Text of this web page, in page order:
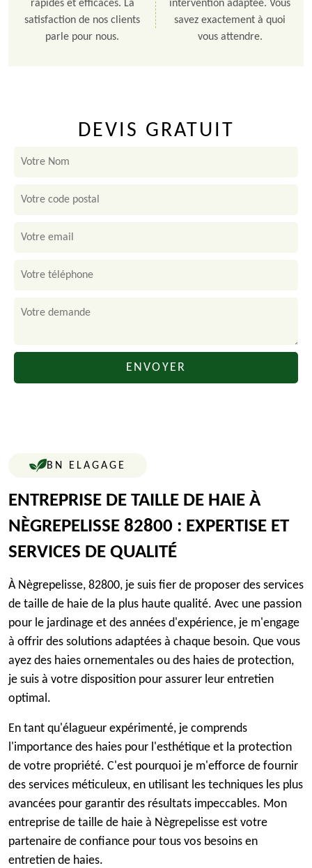
rapides et efficaces. La
satisfaction de nos clients
parle pour nous.
intervention adaptée. Vous
savez exactement à quoi
vous attendre.
DEVIS GRATUIT
BN ELAGAGE
ENTREPRISE DE TAILLE DE HAIE À
NÈGREPELISSE 82800 : EXPERTISE ET
SERVICES DE QUALITÉ
À Nègrepelisse, 82800, je suis fier de proposer des services
de taille de haie de la plus haute qualité. Avec une passion
pour le jardinage et des années d'expérience, je m'engage
à offrir des solutions adaptées à chaque besoin. Que vous
ayez des haies ornementales ou des haies de protection,
je suis à votre disposition pour assurer leur entretien
optimal.
En tant qu'élagueur expérimenté, je comprends
l'importance des haies pour l'esthétique et la protection
de votre propriété. C'est pourquoi je m'efforce de fournir
des services méticuleux, en utilisant les techniques les plus
avancées pour garantir des résultats impeccables. Mon
entreprise de taille de haie à Nègrepelisse est votre
partenaire de confiance pour tous vos besoins en
entretien de haies.